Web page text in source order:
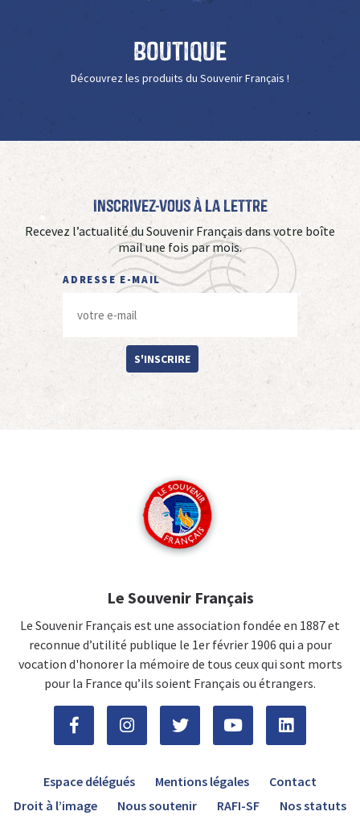
Boutique
Découvrez les produits du Souvenir Français !
Inscrivez-vous à La Lettre
Recevez l’actualité du Souvenir Français dans votre boîte
mail une fois par mois.
ADRESSE E-MAIL
S'INSCRIRE
Le Souvenir Français
Le Souvenir Français est une association fondée en 1887 et
reconnue d’utilité publique le 1er février 1906 qui a pour
vocation d'honorer la mémoire de tous ceux qui sont morts
pour la France qu’ils soient Français ou étrangers.
Espace délégués Mentions légales
Contact
Droit à l’image
Nous soutenir RAFI-SF Nos statuts